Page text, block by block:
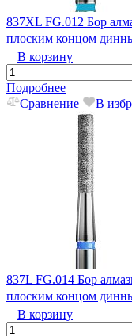
837XL FG.012 Бор
плоским концом
В корзину
Подробнее
Сравнение
В
837L FG.014 Бор
плоским концом
В корзину